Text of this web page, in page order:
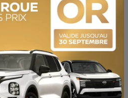
136 816 km
Automatique
Traction intégrale